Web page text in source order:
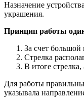
Назначение
украшения.
Принцип работы
За счет большой
Стрелка
В итоге
Для работы
указывала